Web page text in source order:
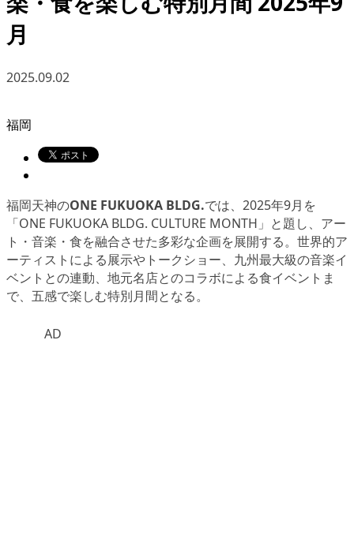
月
2025.09.02
福岡
福岡天神のONE FUKUOKA BLDG.では、2025年9月を
「ONE FUKUOKA BLDG. CULTURE MONTH」と題し、アー
ト・音楽・食を融合させた多彩な企画を展開する。世界的ア
ーティストによる展示やトークショー、九州最大級の音楽イ
ベントとの連動、地元名店とのコラボによる食イベントま
で、五感で楽しむ特別月間となる。
AD